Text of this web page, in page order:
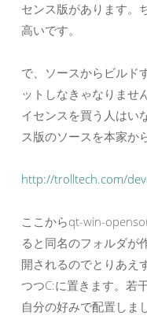
センス版があります。
高いです。
で、ソースからビルド
ットしなきゃなりませ
イセンスを買う人はい
ス版のソースを本家か
http://trolltech.com/
ここからqt-win-
ると同名のフォルダが
開されるのでとりあえ
つつC:に置きます。若
自分の好みで配置しま